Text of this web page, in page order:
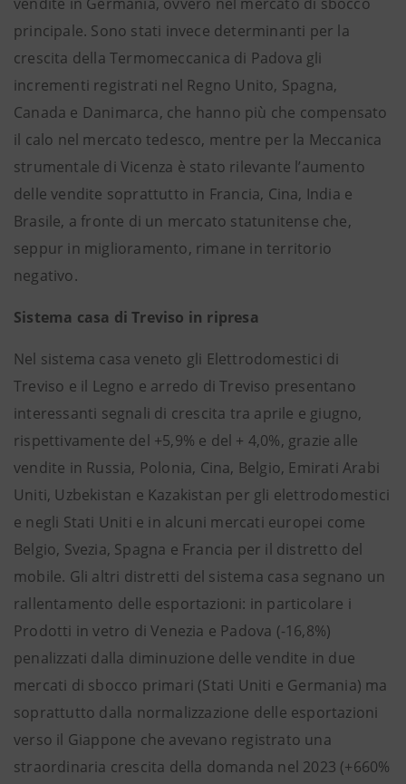
principale. Sono stati invece determinanti per la
crescita della Termomeccanica di Padova gli
incrementi registrati nel Regno Unito, Spagna,
Canada e Danimarca, che hanno più che compensato
il calo nel mercato tedesco, mentre per la Meccanica
strumentale di Vicenza è stato rilevante l’aumento
delle vendite soprattutto in Francia, Cina, India e
Brasile, a fronte di un mercato statunitense che,
seppur in miglioramento, rimane in territorio
negativo.
Sistema casa di Treviso in ripresa
Nel sistema casa veneto gli Elettrodomestici di
Treviso e il Legno e arredo di Treviso presentano
interessanti segnali di crescita tra aprile e giugno,
rispettivamente del +5,9% e del + 4,0%, grazie alle
vendite in Russia, Polonia, Cina, Belgio, Emirati Arabi
Uniti, Uzbekistan e Kazakistan per gli elettrodomestici
e negli Stati Uniti e in alcuni mercati europei come
Belgio, Svezia, Spagna e Francia per il distretto del
mobile. Gli altri distretti del sistema casa segnano un
rallentamento delle esportazioni: in particolare i
Prodotti in vetro di Venezia e Padova (-16,8%)
penalizzati dalla diminuzione delle vendite in due
mercati di sbocco primari (Stati Uniti e Germania) ma
soprattutto dalla normalizzazione delle esportazioni
verso il Giappone che avevano registrato una
straordinaria crescita della domanda nel 2023 (+660%